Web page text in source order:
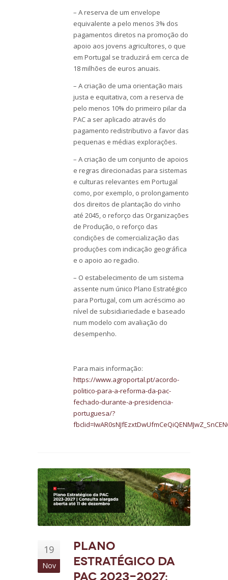
– A reserva de um envelope
equivalente a pelo menos 3% dos
pagamentos diretos na promoção do
apoio aos jovens agricultores, o que
em Portugal se traduzirá em cerca de
18 milhões de euros anuais.
– A criação de uma orientação mais
justa e equitativa, com a reserva de
pelo menos 10% do primeiro pilar da
PAC a ser aplicado através do
pagamento redistributivo a favor das
pequenas e médias explorações.
– A criação de um conjunto de apoios
e regras direcionadas para sistemas
e culturas relevantes em Portugal
como, por exemplo, o prolongamento
dos direitos de plantação do vinho
até 2045, o reforço das Organizações
de Produção, o reforço das
condições de comercialização das
produções com indicação geográfica
e o apoio ao regadio.
– O estabelecimento de um sistema
assente num único Plano Estratégico
para Portugal, com um acréscimo ao
nível de subsidiariedade e baseado
num modelo com avaliação do
desempenho.
Para mais informação:
https://www.agroportal.pt/acordo-
politico-para-a-reforma-da-pac-
fechado-durante-a-presidencia-
portuguesa/?
19
Nov
Plano
Estratégico da
PAC 2023-2027: